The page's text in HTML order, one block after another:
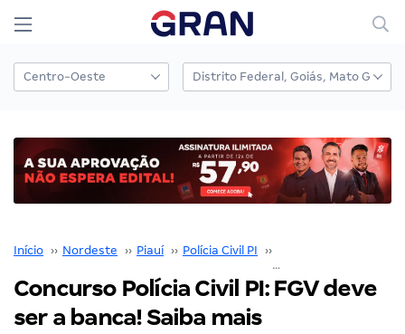
Início ›› Nordeste ›› Piauí ›› Polícia Civil PI ››
Concurso Polícia Civil PI: FGV deve
ser a banca! Saiba mais